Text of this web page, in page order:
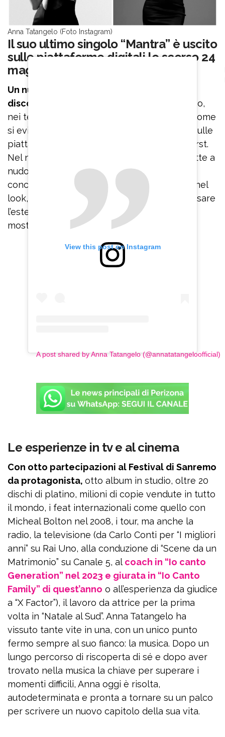
Anna Tatangelo (Foto Instagram)
Il suo ultimo singolo “Mantra” è uscito
sulle piattaforme digitali lo scorso 24
maggio
Un nuovo live e un nuovo progetto
discografico in cui riparte da zero
nel suono,
nei testi sinceri di un album in lavorazione, come
si evince dal nuovo singolo “Mantra”, uscito sulle
piattaforme digitali il 24 maggio per Artist First.
Nel nuovo brano la cantante di Latina si mette a
nudo come mai prima e lo stesso farà nel
concerto, dove per la prima volta ballerà e nel
look, che diventa parte del gioco che le fa usare
l’estetica come parte della narrazione per
mostrare tutti i suoi lati.
View this post on Instagram
A post shared by Anna Tatangelo (@annatatangeloofficial)
Le esperienze in tv e al cinema
Con otto partecipazioni al Festival di Sanremo
da protagonista, otto album in studio, oltre 20
dischi di platino, milioni di copie vendute in tutto
il mondo, i feat internazionali come quello con
Micheal Bolton nel 2008, i tour, ma anche la
radio, la televisione (da Carlo Conti per “I migliori
anni” su Rai Uno, alla conduzione di “Scene da un
Matrimonio” su Canale 5, al coach in “Io canto
Generation” nel 2023 e giurata in “Io Canto
Family” di quest’anno o all’esperienza da giudice
a “X Factor”), il lavoro da attrice per la prima
volta in “Natale al Sud”. Anna Tatangelo ha
vissuto tante vite in una, con un unico punto
fermo sempre al suo fianco: la musica. Dopo un
lungo percorso di riscoperta di sé e dopo aver
trovato nella musica la chiave per superare i
momenti difficili, Anna oggi è risolta,
autodeterminata e pronta a tornare su un palco
per scrivere un nuovo capitolo della sua vita.